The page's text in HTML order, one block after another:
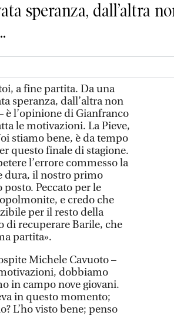
speranza, dall’altra
a fine partita. Da una
speranza, dall’altra non
è l’opinione di Gianfranco
le motivazioni. La Pieve,
stiamo bene, è da tempo
questo finale di stagione.
l’errore commesso la
dura, il nostro primo
Peccato per le
e credo che
per il resto della
di recuperare Barile, che
partita».
Michele Cavuoto –
dobbiamo
in campo nove giovani.
in questo momento;
L’ho visto bene; penso